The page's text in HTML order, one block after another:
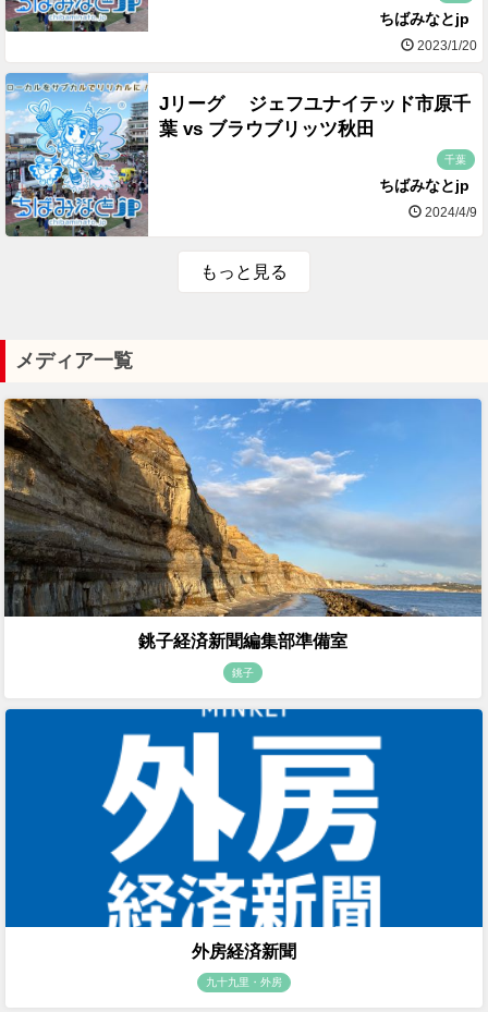
ちばみなとjp
2023/1/20
Jリーグ ジェフユナイテッド市原千
葉 vs ブラウブリッツ秋田
千葉
ちばみなとjp
2024/4/9
もっと見る
メディア一覧
銚子経済新聞編集部準備室
銚子
外房経済新聞
九十九里・外房